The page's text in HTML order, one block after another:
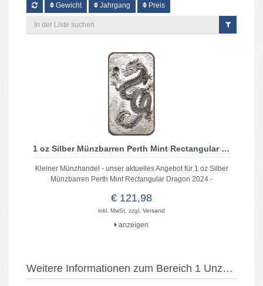
Gewicht Jahrgang Preis
1 oz Silber Münzbarren Perth Mint Rectangular Dragon 2024 - Regelbesteuert
Kleiner Münzhandel - unser aktuelles Angebot für 1 oz Silber
Münzbarren Perth Mint Rectangular Dragon 2024 -
€ 121,98
anzeigen
inkl. MwSt. zzgl. Versand
Weitere Informationen zum Bereich 1 Unze Münzbarren